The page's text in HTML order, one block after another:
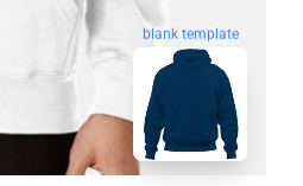
blank template